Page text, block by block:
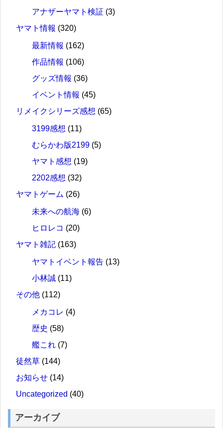
アナザーヤマト検証 (3)
ヤマト情報 (320)
最新情報 (162)
作品情報 (106)
グッズ情報 (36)
イベント情報 (45)
リメイクシリーズ感想 (65)
3199感想 (11)
むらかわ版2199 (5)
ヤマト感想 (19)
2202感想 (32)
ヤマトゲーム (26)
未来への航海 (6)
ヒロレコ (20)
ヤマト雑記 (163)
ヤマトイベント報告 (13)
小林誠 (11)
その他 (112)
メカコレ (4)
歴史 (58)
艦これ (7)
徒然草 (144)
お知らせ (14)
Uncategorized (40)
アーカイブ